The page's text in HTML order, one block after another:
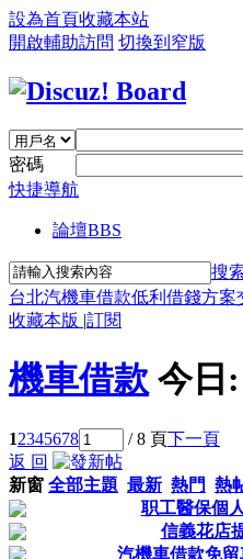
設為首頁收藏本站
開啟輔助訪問 切換到窄版
密碼
快捷導航
論壇BBS
搜
台北汽機車借款低利借錢方案
收藏本版 |訂閱
機車借款 今日:
12345678 / 8 頁下一頁
返 回
新窗 全部主題 最新 熱門 熱
职工醫保個
信義花店
汽機車借款免